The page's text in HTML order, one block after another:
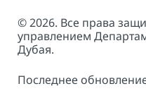
© 2026. Все права
управлением
Дубая.
Последнее